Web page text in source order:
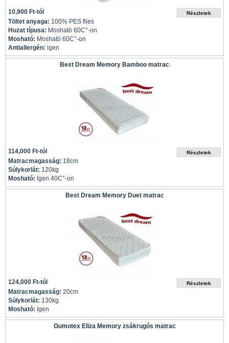
10,900 Ft-tól
Töltet anyaga: 100% PES flies
Huzat típusa: Mosható 60C°-on
Mosható: Mosható 60C°-on
Antiallergén: igen
Best Dream Memory Bamboo matrac
114,000 Ft-tól
Matracmagasság: 18cm
Súlykorlát: 120kg
Mosható: Igen 40C°-on
Best Dream Memory Duet matrac
124,000 Ft-tól
Matracmagasság: 20cm
Súlykorlát: 130kg
Mosható: Igen
Gumotex Eliza Memory zsákrugós matrac